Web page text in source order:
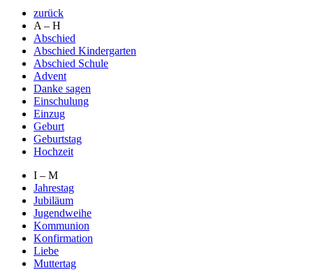
zurück
A – H
Abschied
Abschied Kindergarten
Abschied Schule
Advent
Danke sagen
Einschulung
Einzug
Geburt
Geburtstag
Hochzeit
I – M
Jahrestag
Jubiläum
Jugendweihe
Kommunion
Konfirmation
Liebe
Muttertag